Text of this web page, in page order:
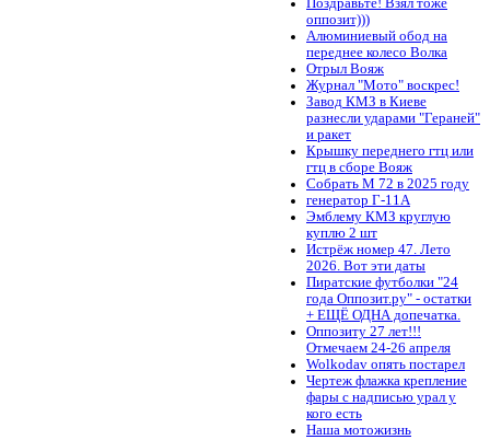
Поздравьте! Взял тоже
оппозит)))
Алюминиевый обод на
переднее колесо Волка
Отрыл Вояж
Журнал "Мото" воскрес!
Завод КМЗ в Киеве
разнесли ударами "Гераней"
и ракет
Крышку переднего гтц или
гтц в сборе Вояж
Собрать М 72 в 2025 году
генератор Г-11А
Эмблему КМЗ круглую
куплю 2 шт
Истрёж номер 47. Лето
2026. Вот эти даты
Пиратские футболки "24
года Оппозит.ру" - остатки
+ ЕЩЁ ОДНА допечатка.
Оппозиту 27 лет!!!
Отмечаем 24-26 апреля
Wolkodav опять постарел
Чертеж флажка крепление
фары с надписью урал у
кого есть
Наша мотожизнь